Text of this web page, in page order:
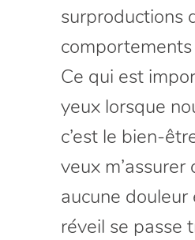
surproductions
Ce qui est
yeux lorsque
c’est le bien-
veux m’assurer
aucune douleur
réveil se passe